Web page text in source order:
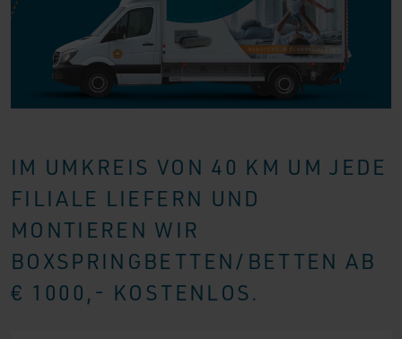
IM UMKREIS VON 40 KM UM JEDE
FILIALE LIEFERN UND
MONTIEREN WIR
BOXSPRINGBETTEN/BETTEN AB
€ 1000,- KOSTENLOS.